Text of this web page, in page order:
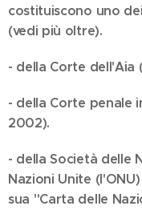
costituiscono uno
(vedi più oltre).
- della Corte dell'Aia
- della Corte penale
2002).
- della Società delle
Nazioni Unite
sua "Carta delle